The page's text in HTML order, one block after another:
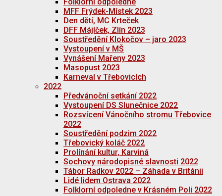
MFF Frýdek-Místek 2023
Den dětí, MC Krteček
DFF Májíček, Zlín 2023
Soustředění Klokočov – jaro 2023
Vystoupení v MŠ
Vynášení Mařeny 2023
Masopust 2023
Karneval v Třebovicích
2022
Předvánoční setkání 2022
Vystoupení DS Slunečnice 2022
Rozsvícení Vánočního stromu Třebovice
2022
Soustředění podzim 2022
Třebovický koláč 2022
Prolínání kultur, Karviná
Sochovy národopisné slavnosti 2022
Tábor Radkov 2022 – Záhada v Británii
Lidé lidem Ostrava 2022
Folklorní odpoledne v Krásném Poli 2022